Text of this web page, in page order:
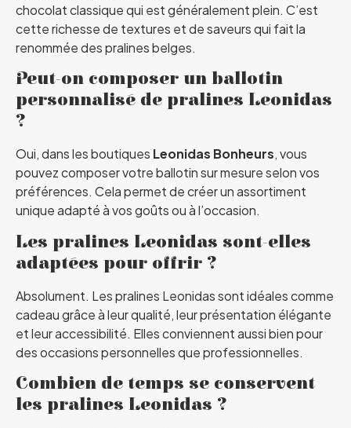
chocolat classique qui est généralement plein. C’est
cette richesse de textures et de saveurs qui fait la
renommée des pralines belges.
Peut-on composer un ballotin
personnalisé de pralines Leonidas
?
Oui, dans les boutiques Leonidas Bonheurs, vous
pouvez composer votre ballotin sur mesure selon vos
préférences. Cela permet de créer un assortiment
unique adapté à vos goûts ou à l’occasion.
Les pralines Leonidas sont-elles
adaptées pour offrir ?
Absolument. Les pralines Leonidas sont idéales comme
cadeau grâce à leur qualité, leur présentation élégante
et leur accessibilité. Elles conviennent aussi bien pour
des occasions personnelles que professionnelles.
Combien de temps se conservent
les pralines Leonidas ?